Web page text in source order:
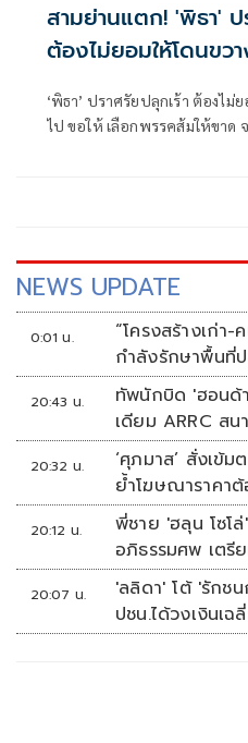
สามย่านแตก! 'พิธา'
ต้องไม่ยอมให้โดนขว
‘พิธา’ ปราศรัยปลุกเร้า ต้องไ
ไป ขอให้ เลือกพรรคส้มให้ขาด
NEWS UPDATE
0:01 น.
“โครงสร้างเก่า-คนใ
กำลังรักษาพื้นที่
20:43 น.
ทัพนักบิด 'ฮอนด้
เดียม ARRC ส
20:32 น.
‘ศุภมาส’ สั่งเข้ม
ย้ำโฆษณาราคา
20:12 น.
พี่ชาย 'ฮลุน โซโ
อภิธรรมศพ เตรี
20:07 น.
'ลลิดา' โต้ 'รักช
ปชน.ได้วงเงินเฉ